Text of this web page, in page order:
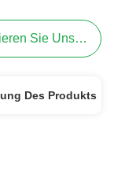
Sie Uns Jetzt
Des Produkts